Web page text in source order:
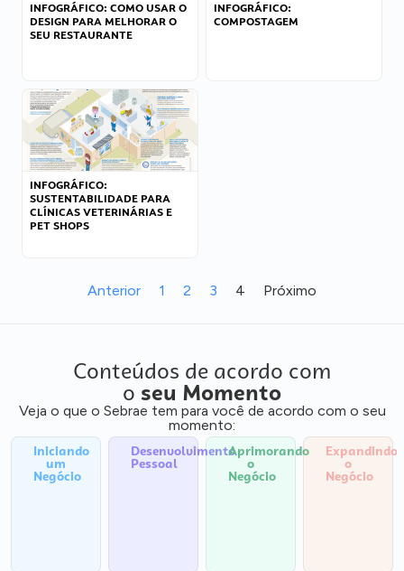
INFOGRÁFICO: COMO USAR O
DESIGN PARA MELHORAR O
SEU RESTAURANTE
INFOGRÁFICO:
COMPOSTAGEM
INFOGRÁFICO:
SUSTENTABILIDADE PARA
CLÍNICAS VETERINÁRIAS E
PET SHOPS
Anterior 1 2 3 4 Próximo
Conteúdos de acordo com
o seu Momento
Veja o que o Sebrae tem para você de acordo com o seu
momento:
Iniciando
um
Negócio
Desenvolvimento
Pessoal
Aprimorando
o
Negócio
Expandindo
o
Negócio